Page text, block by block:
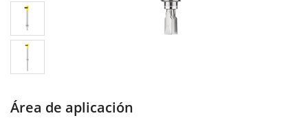
Área de aplicación